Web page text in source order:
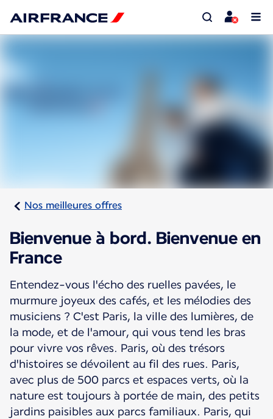
Nos meilleures offres
Bienvenue à bord. Bienvenue en
France
Entendez-vous l'écho des ruelles pavées, le
murmure joyeux des cafés, et les mélodies des
musiciens ? C'est Paris, la ville des lumières, de
la mode, et de l'amour, qui vous tend les bras
pour vivre vos rêves. Paris, où des trésors
d'histoires se dévoilent au fil des rues. Paris,
avec plus de 500 parcs et espaces verts, où la
nature est toujours à portée de main, des petits
jardins paisibles aux parcs familiaux. Paris, qui